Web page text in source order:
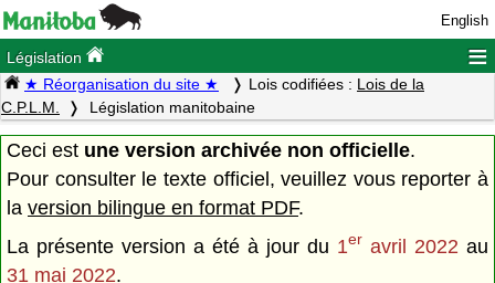
English
Législation ≡
★ Réorganisation du site ★ Lois codifiées : Lois de la
C.P.L.M.
Législation manitobaine
Ceci est une version archivée non officielle.
Pour consulter le texte officiel, veuillez vous reporter à
la version bilingue en format PDF.
La présente version a été à jour du 1er avril 2022 au
31 mai 2022.